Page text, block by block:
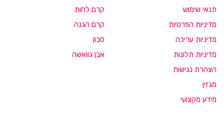
תנאי שימוש
מדיניות הפרטיות
מדיניות עריכה
מדיניות תלונות
הצהרת נגישות
מגזין
מידע מקצועי
קרם לחות
קרם הגנה
סבון
אבן גוואשה